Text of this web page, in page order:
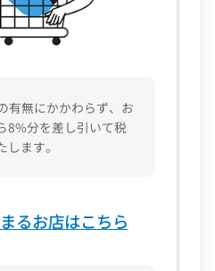
有無にかかわらず、お
8%分を差し引いて税
ます。
るお店はこちら